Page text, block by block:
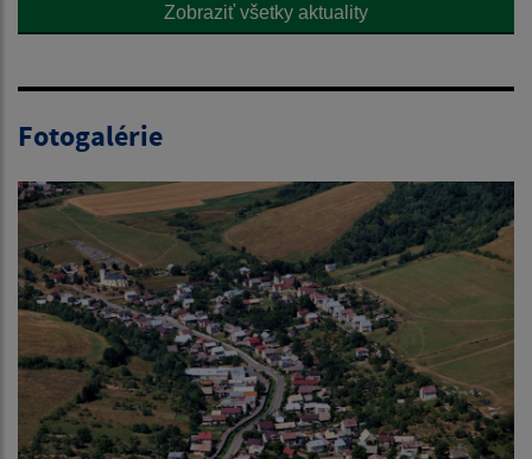
Zobraziť všetky aktuality
Fotogalérie